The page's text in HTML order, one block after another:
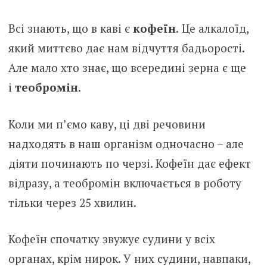
Всі знають, що в каві є кофеїн. Це алкалоїд,
який миттєво дає нам відчуття бадьорості.
Але мало хто знає, що всередині зерна є ще
і теобромін.
Коли ми п’ємо каву, ці дві речовини
надходять в наш організм одночасно – але
діяти починають по черзі. Кофеїн дає ефект
відразу, а теобромін включається в роботу
тільки через 25 хвилин.
Кофеїн спочатку звужує судини у всіх
органах, крім нирок. У них судини, навпаки,